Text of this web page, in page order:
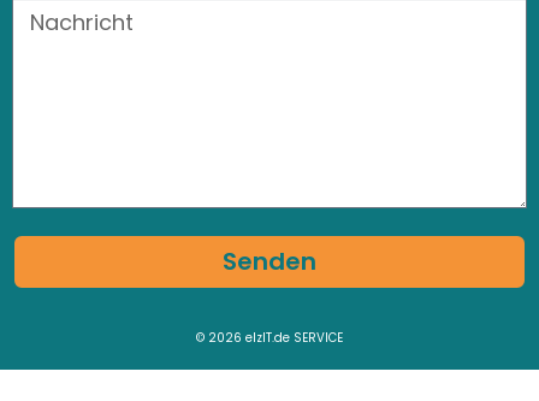
Senden
© 2026 elzIT.de SERVICE